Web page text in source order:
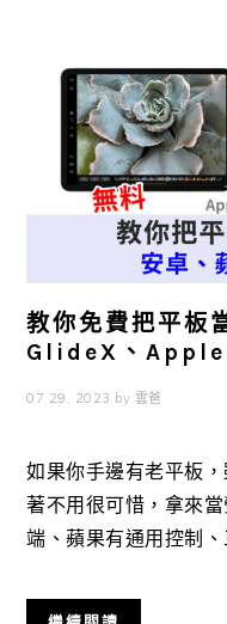
教你免費把平板
GlideX、
07 29, 2023 by 雲爸
如果你手邊有老平板
著不用很可惜，拿來
端、蘋果有通用控制